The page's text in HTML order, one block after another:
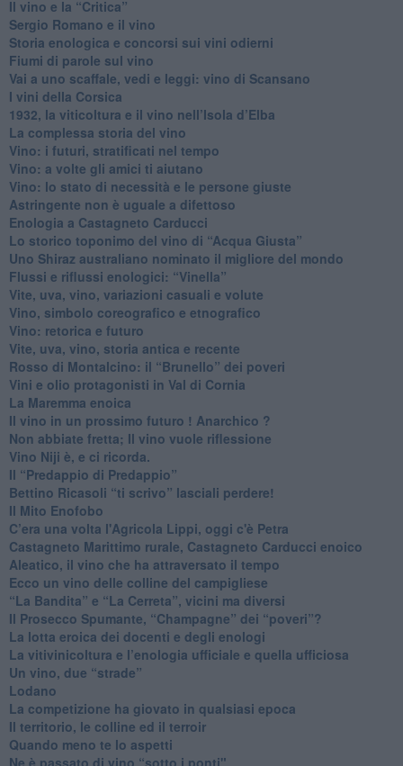
​Il vino e la “Critica”
Sergio Romano e il vino
​Storia enologica e concorsi sui vini odierni
Fiumi di parole sul vino
​Vai a uno scaffale, vedi e leggi: vino di Scansano
​I vini della Corsica
​1932, la viticoltura e il vino nell’Isola d’Elba
​La complessa storia del vino
​Vino: i futuri, stratificati nel tempo
Vino: a volte gli amici ti aiutano
Vino: lo stato di necessità e le persone giuste
​Astringente non è uguale a difettoso
Enologia a Castagneto Carducci
Lo storico toponimo del vino di “Acqua Giusta”
Uno Shiraz australiano nominato il migliore del mondo
​Flussi e riflussi enologici: “Vinella”
Vite, uva, vino, variazioni casuali e volute
Vino, simbolo coreografico e etnografico
​Vino: retorica e futuro
​Vite, uva, vino, storia antica e recente
​Rosso di Montalcino: il “Brunello” dei poveri
Vini e olio protagonisti in Val di Cornia
​La Maremma enoica
Il vino in un prossimo futuro ! Anarchico ?
​Non abbiate fretta; Il vino vuole riflessione
​Vino Niji è, e ci ricorda.
Il “Predappio di Predappio”
Bettino Ricasoli “ti scrivo” lasciali perdere!
Il Mito Enofobo
​C’era una volta l'Agricola Lippi, oggi c'è Petra
​Castagneto Marittimo rurale, Castagneto Carducci enoico
Aleatico, il vino che ha attraversato il tempo
Ecco un vino delle colline del campigliese
“La Bandita” e “La Cerreta”, vicini ma diversi
​Il Prosecco Spumante, “Champagne” dei “poveri”?
​La lotta eroica dei docenti e degli enologi
​La vitivinicoltura e l’enologia ufficiale e quella ufficiosa
​Un vino, due “strade”
Lodano
​La competizione ha giovato in qualsiasi epoca
Il territorio, le colline ed il terroir
Quando meno te lo aspetti
​Ne è passato di vino “sotto i ponti"